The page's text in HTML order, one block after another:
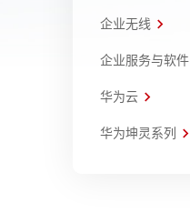
企业无线
企业服务与软件
华为云
华为坤灵系列